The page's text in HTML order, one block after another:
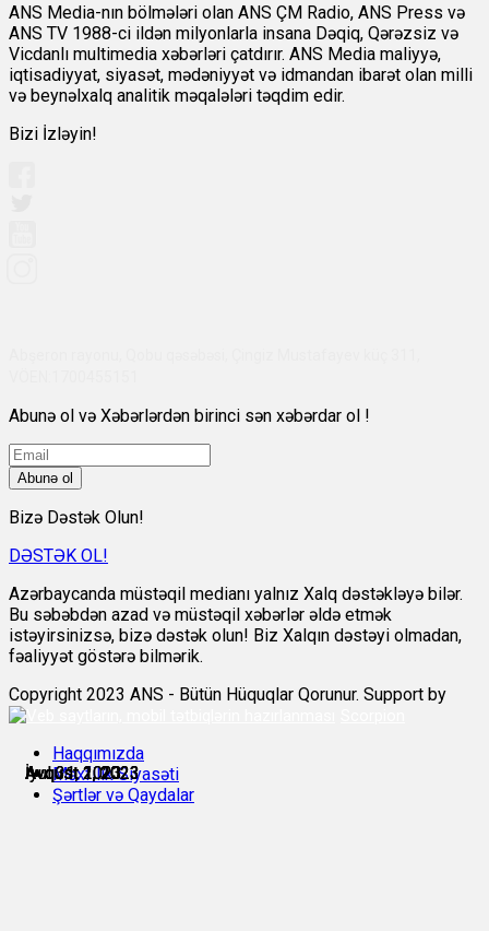
İyul 31, 2023
İyul 31, 2023
Avqust 1, 2023
Avqust 1, 2023
Avqust 1, 2023
Avqust 1, 2023
ANS Media-nın bölmələri olan ANS ÇM Radio, ANS Press və
ANS TV 1988-ci ildən milyonlarla insana Dəqiq, Qərəzsiz və
Vicdanlı multimedia xəbərləri çatdırır. ANS Media maliyyə,
iqtisadiyyat, siyasət, mədəniyyət və idmandan ibarət olan milli
və beynəlxalq analitik məqalələri təqdim edir.
Bizi İzləyin!
Abunə ol və Xəbərlərdən birinci sən xəbərdar ol !
Abunə ol
Bizə Dəstək Olun!
DƏSTƏK OL!
Azərbaycanda müstəqil medianı yalnız Xalq dəstəkləyə bilər.
Bu səbəbdən azad və müstəqil xəbərlər əldə etmək
istəyirsinizsə, bizə dəstək olun! Biz Xalqın dəstəyi olmadan,
fəaliyyət göstərə bilmərik.
Copyright 2023 ANS - Bütün Hüquqlar Qorunur. Support by
Haqqımızda
Məxfilik Siyasəti
Şərtlər və Qaydalar